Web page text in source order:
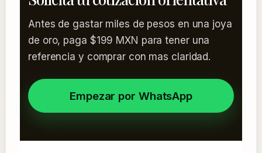
Antes de gastar miles de pesos en una joya
de oro, paga $199 MXN para tener una
referencia y comprar con mas claridad.
Empezar por WhatsApp